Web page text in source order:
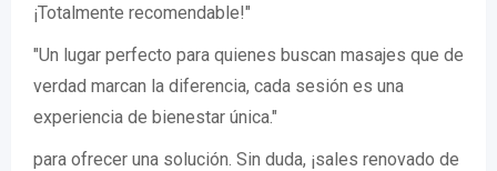
¡Totalmente recomendable!"
"Un lugar perfecto para quienes buscan masajes que de
verdad marcan la diferencia, cada sesión es una
experiencia de bienestar única."
para ofrecer una solución. Sin duda, ¡sales renovado de